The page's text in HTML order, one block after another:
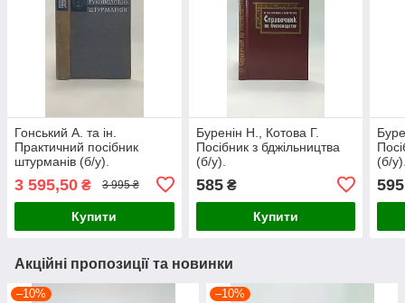
Гонський А. та ін.
Практичний посібник
штурманів (б/у).
3 595,50 ₴ 3 995 ₴
Купити
Буренін Н., Котова Г.
Посібник з бджільництва
(б/у).
585₴
Купити
(б/
595
Акційні пропозиції та новинки
–10% –10%